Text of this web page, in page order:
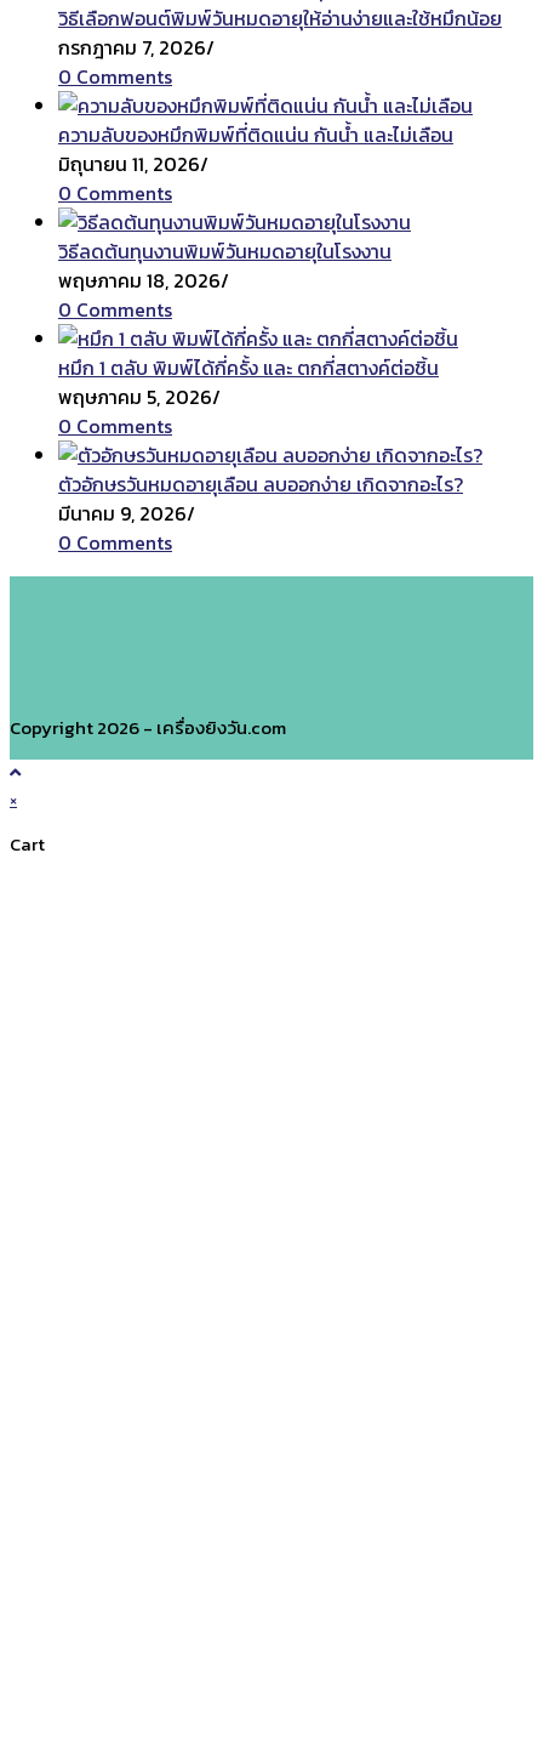
วิธีเลือกฟอนต์พิมพ์วันหมดอายุให้อ่านง่ายและใช้หมึกน้อย
กรกฎาคม 7, 2026/
0 Comments
ความลับของหมึกพิมพ์ที่ติดแน่น กันน้ำ และไม่เลือน
มิถุนายน 11, 2026/
0 Comments
วิธีลดต้นทุนงานพิมพ์วันหมดอายุในโรงงาน
พฤษภาคม 18, 2026/
0 Comments
หมึก 1 ตลับ พิมพ์ได้กี่ครั้ง และ ตกกี่สตางค์ต่อชิ้น
พฤษภาคม 5, 2026/
0 Comments
ตัวอักษรวันหมดอายุเลือน ลบออกง่าย เกิดจากอะไร?
มีนาคม 9, 2026/
0 Comments
Copyright 2026 - เครื่องยิงวัน.com
×
Cart